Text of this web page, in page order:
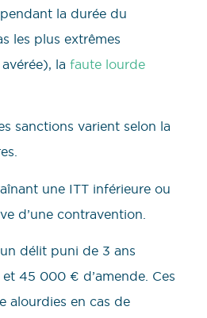
la durée du
les plus extrêmes
la faute lourde
sanctions varient selon la
une ITT inférieure ou
d’une contravention.
délit puni de 3 ans
45 000 € d’amende. Ces
alourdies en cas de